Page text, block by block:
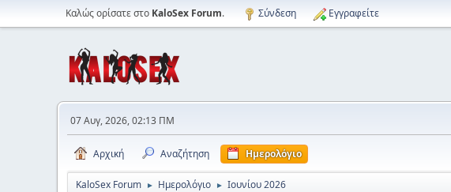
Καλώς ορίσατε στο KaloSex Forum. Σύνδεση Εγγραφείτε
07 Αυγ, 2026, 02:13 ΠΜ
Αρχική Αναζήτηση Ημερολόγιο
KaloSex Forum ► Ημερολόγιο ► Ιουνίου 2026